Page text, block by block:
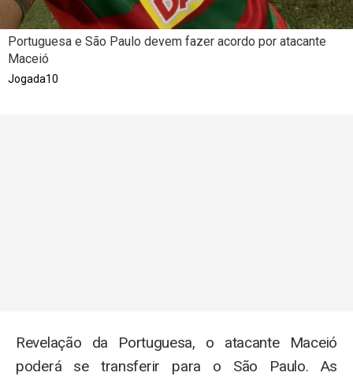
Portuguesa e São Paulo devem fazer acordo por atacante
Maceió
Jogada10
Revelação da Portuguesa, o atacante Maceió
poderá se transferir para o São Paulo. As